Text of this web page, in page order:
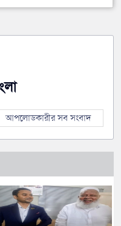
আপলোডকারীর সব সংবাদ